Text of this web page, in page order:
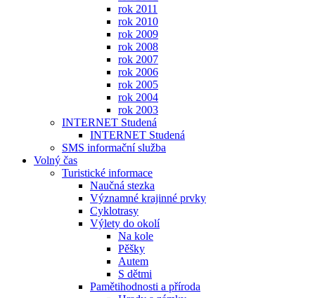
rok 2011
rok 2010
rok 2009
rok 2008
rok 2007
rok 2006
rok 2005
rok 2004
rok 2003
INTERNET Studená
INTERNET Studená
SMS informační služba
Volný čas
Turistické informace
Naučná stezka
Významné krajinné prvky
Cyklotrasy
Výlety do okolí
Na kole
Pěšky
Autem
S dětmi
Pamětihodnosti a příroda